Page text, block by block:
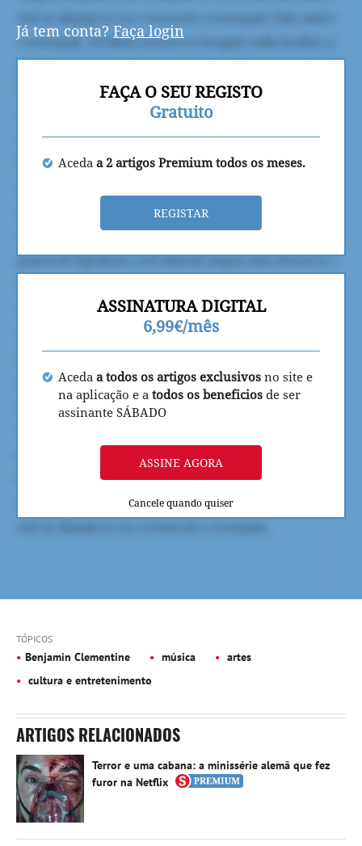
Já tem conta? Faça login
FAÇA O SEU REGISTO
Gratuito
Aceda a 2 artigos Premium todos os meses.
REGISTAR
ASSINATURA DIGITAL
6,99€/mês
Aceda a todos os artigos exclusivos no site e
na aplicação e a todos os beneficios de ser
assinante SÁBADO
ASSINE AGORA
Cancele quando quiser
TÓPICOS
Benjamin Clementine música
artes
cultura e entretenimento
ARTIGOS RELACIONADOS
Terror e uma cabana: a minissérie alemã que fez
furor na Netflix